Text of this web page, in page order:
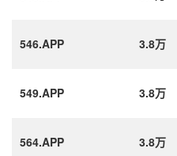
546.APP 3.8万
549.APP 3.8万
564.APP 3.8万